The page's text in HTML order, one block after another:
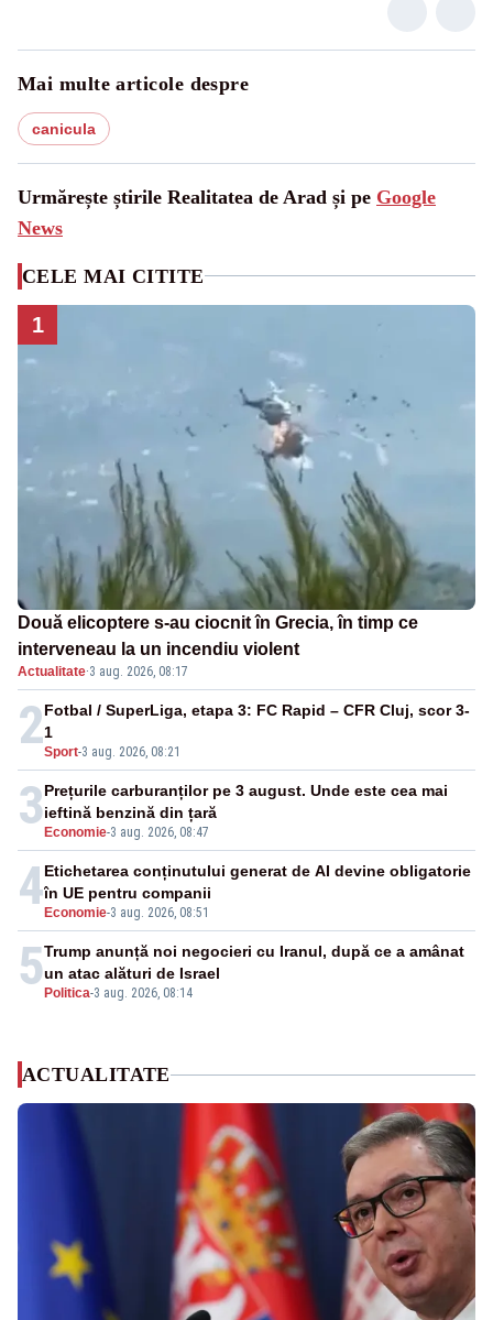
Mai multe articole despre
canicula
Urmărește știrile Realitatea de Arad și pe Google
News
CELE MAI CITITE
1
Două elicoptere s-au ciocnit în Grecia, în timp ce
interveneau la un incendiu violent
Actualitate·3 aug. 2026, 08:17
2Sport-3 aug. 2026, 08:21
Fotbal / SuperLiga, etapa 3: FC Rapid – CFR Cluj, scor 3-
1
3 Economie-3 aug. 2026, 08:47
Prețurile carburanților pe 3 august. Unde este cea mai
ieftină benzină din țară
4 Economie-3 aug. 2026, 08:51
Etichetarea conținutului generat de AI devine obligatorie
în UE pentru companii
5 Politica-3 aug. 2026, 08:14
Trump anunță noi negocieri cu Iranul, după ce a amânat
un atac alături de Israel
ACTUALITATE